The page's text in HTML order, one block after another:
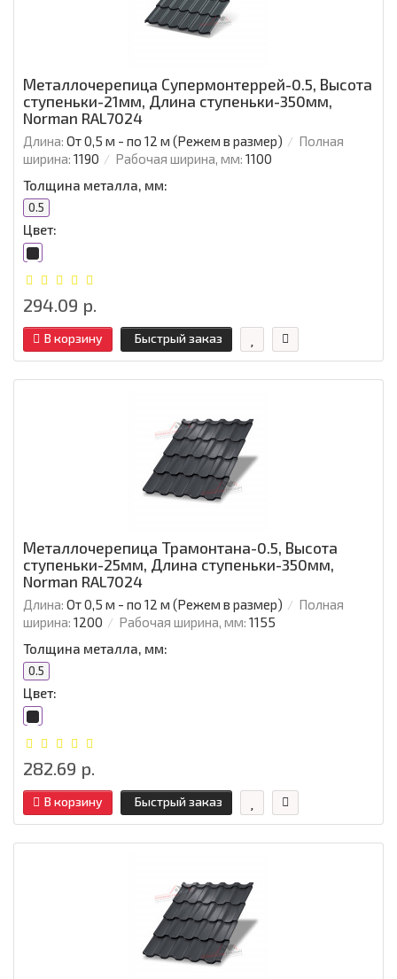
Металлочерепица Супермонтеррей-0.5, Высота
ступеньки-21мм, Длина ступеньки-350мм,
Norman RAL7024
Длина: От 0,5 м - по 12 м (Режем в размер)
Полная
ширина: 1190 Рабочая ширина, мм: 1100
Толщина металла, мм:
0.5
Цвет:
294.09 р.
В корзину Быстрый заказ
Металлочерепица Трамонтана-0.5, Высота
ступеньки-25мм, Длина ступеньки-350мм,
Norman RAL7024
Длина: От 0,5 м - по 12 м (Режем в размер)
Полная
ширина: 1200 Рабочая ширина, мм: 1155
Толщина металла, мм:
0.5
Цвет:
282.69 р.
В корзину Быстрый заказ